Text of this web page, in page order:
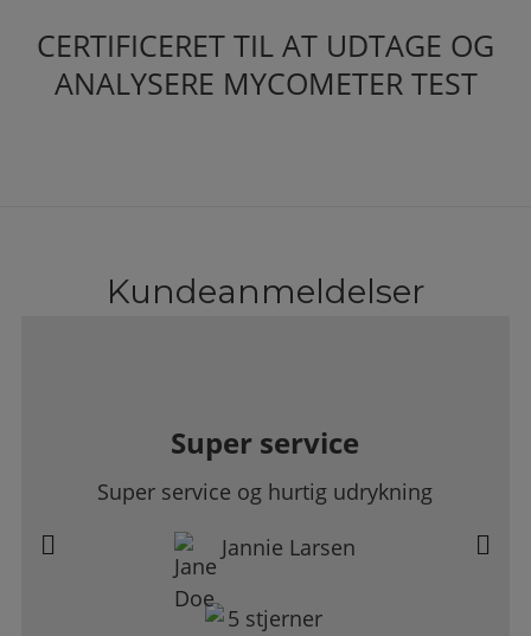
CERTIFICERET TIL AT UDTAGE OG
ANALYSERE MYCOMETER TEST
Kundeanmeldelser
Super service
Super service og hurtig udrykning
Jannie Larsen